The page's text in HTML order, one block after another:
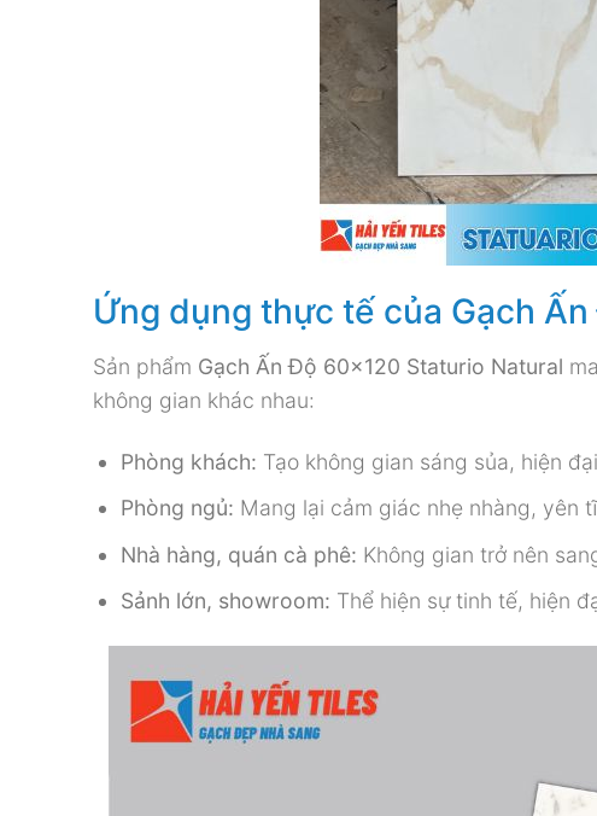
Ứng dụng thực tế của Gạch
Sản phẩm Gạch Ấn Độ 60×120 Staturio Natural
không gian khác nhau:
Phòng khách: Tạo không gian sáng sủa, hiện
Phòng ngủ: Mang lại cảm giác nhẹ nhàng, yên
Nhà hàng, quán cà phê: Không gian trở nên
Sảnh lớn, showroom: Thể hiện sự tinh tế, hiện